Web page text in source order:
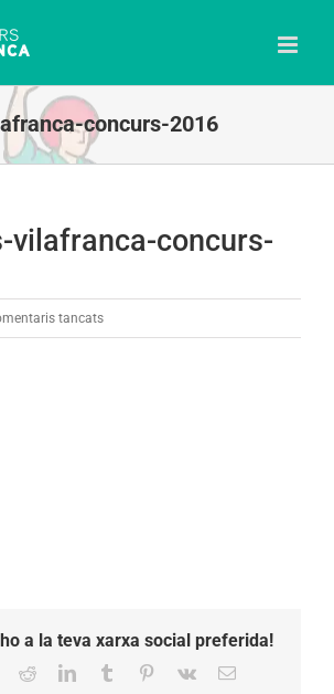
concurs-2016
vilafranca-concurs-
tancatsa
a la teva xarxa social preferida!
RedditLinkedInTumblr Pinterest
Vk Email: